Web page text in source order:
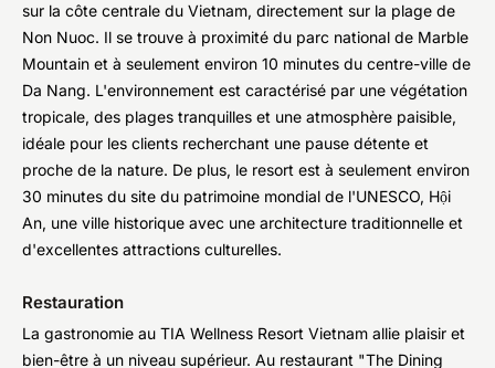
sur la côte centrale du Vietnam, directement sur la plage de
Non Nuoc. Il se trouve à proximité du parc national de Marble
Mountain et à seulement environ 10 minutes du centre-ville de
Da Nang. L'environnement est caractérisé par une végétation
tropicale, des plages tranquilles et une atmosphère paisible,
idéale pour les clients recherchant une pause détente et
proche de la nature. De plus, le resort est à seulement environ
30 minutes du site du patrimoine mondial de l'UNESCO, Hội
An, une ville historique avec une architecture traditionnelle et
d'excellentes attractions culturelles.
Restauration
La gastronomie au TIA Wellness Resort Vietnam allie plaisir et
bien-être à un niveau supérieur. Au restaurant "The Dining